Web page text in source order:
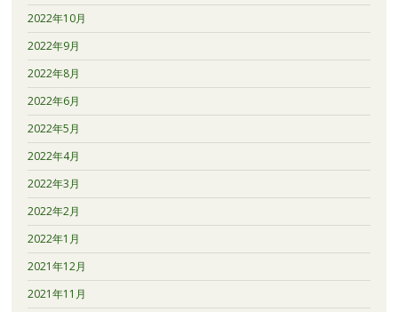
2022年10月
2022年9月
2022年8月
2022年6月
2022年5月
2022年4月
2022年3月
2022年2月
2022年1月
2021年12月
2021年11月